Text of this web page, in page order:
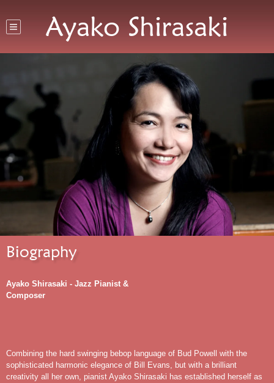
Ayako Shirasaki
Biography
Ayako Shirasaki - Jazz Pianist &
Composer
Combining the hard swinging bebop language of Bud Powell with the
sophisticated harmonic elegance of Bill Evans, but with a brilliant
creativity all her own, pianist Ayako Shirasaki has established herself as